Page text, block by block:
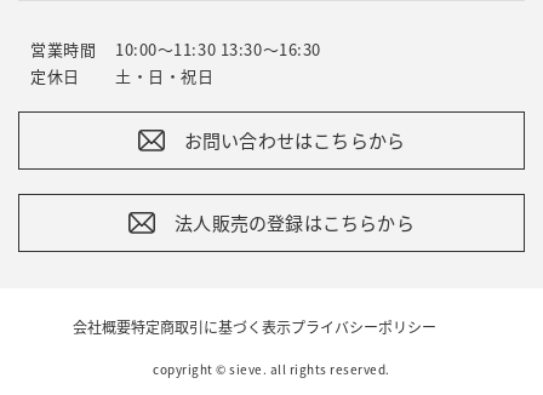
営業時間
10:00～11:30 13:30～16:30
定休日
土・日・祝日
お問い合わせはこちらから
法人販売の登録はこちらから
会社概要特定商取引に基づく表示プライバシーポリシー
copyright © sieve. all rights reserved.